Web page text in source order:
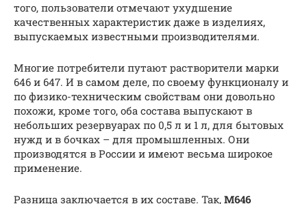
того, пользователи отмечают ухудшение
качественных характеристик даже в изделиях,
выпускаемых известными производителями.
Многие потребители путают растворители марки
646 и 647. И в самом деле, по своему функционалу и
по физико-техническим свойствам они довольно
похожи, кроме того, оба состава выпускают в
небольших резервуарах по 0,5 л и 1 л, для бытовых
нужд и в бочках – для промышленных. Они
производятся в России и имеют весьма широкое
применение.
Разница заключается в их составе. Так, М646